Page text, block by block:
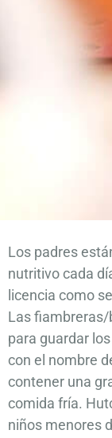
Los padres
nutritivo cada
licencia como
Las
para guardar
con el nombre
contener una
comida fría.
niños menores